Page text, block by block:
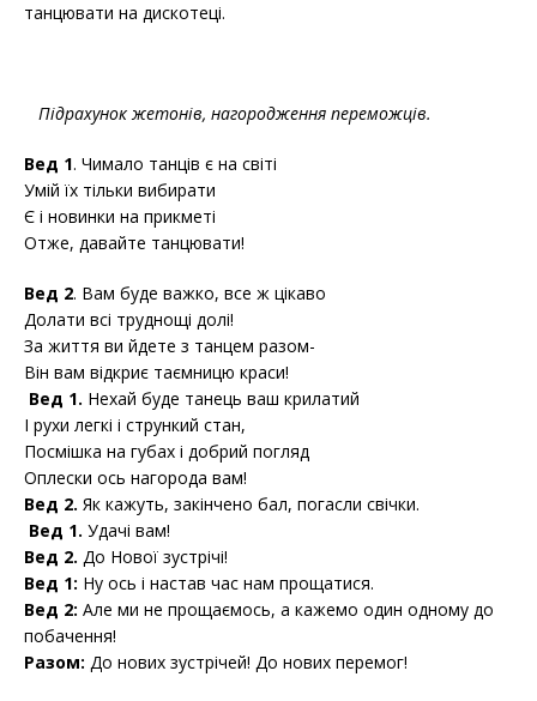
танцювати на дискотеці.
Підрахунок жетонів, нагородження переможців.
Вед 1. Чимало танців є на світі
Умій їх тільки вибирати
Є і новинки на прикметі
Отже, давайте танцювати!
Вед 2. Вам буде важко, все ж цікаво
Долати всі труднощі долі!
За життя ви йдете з танцем разом-
Він вам відкриє таємницю краси!
Вед 1. Нехай буде танець ваш крилатий
І рухи легкі і стрункий стан,
Посмішка на губах і добрий погляд
Оплески ось нагорода вам!
Вед 2. Як кажуть, закінчено бал, погасли свічки.
Вед 1. Удачі вам!
Вед 2. До Нової зустрічі!
Вед 1: Ну ось і настав час нам прощатися.
Вед 2: Але ми не прощаємось, а кажемо один одному до
побачення!
Разом: До нових зустрічей! До нових перемог!